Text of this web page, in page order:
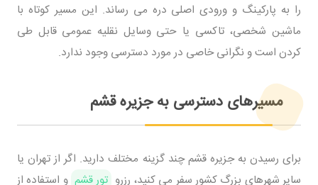
را به پارکینگ و ورودی اصلی دره می رساند. این مسیر کوتاه با
ماشین شخصی، تاکسی یا حتی وسایل نقلیه عمومی قابل طی
کردن است و نگرانی خاصی در مورد دسترسی وجود ندارد.
مسیرهای دسترسی به جزیره قشم
برای رسیدن به جزیره قشم چند گزینه مختلف دارید. اگر از تهران یا
سایر شهرهای بزرگ کشور سفر می کنید، رزرو تور قشم و استفاده از